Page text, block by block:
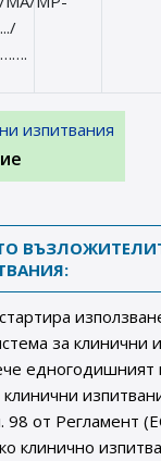
изпитвания
за клинични
98 от Регламент
клинично